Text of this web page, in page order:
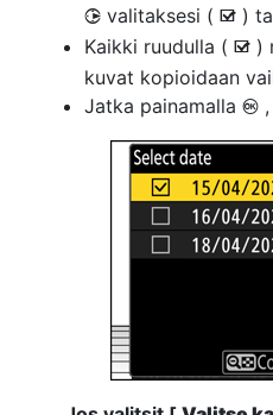
2 valitaksesi ( M )
Kaikki ruudulla ( M )
kuvat kopioidaan
Jatka painamalla J